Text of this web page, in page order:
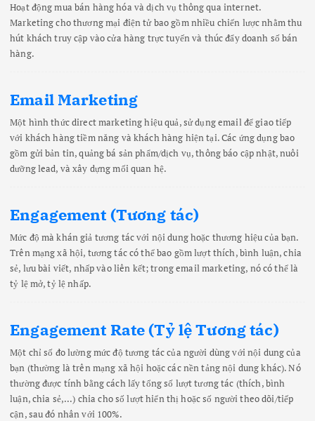
Hoạt động mua bán hàng hóa và dịch vụ thông qua internet.
Marketing cho thương mại điện tử bao gồm nhiều chiến lược nhằm thu
hút khách truy cập vào cửa hàng trực tuyến và thúc đẩy doanh số bán
hàng.
Email Marketing
Một hình thức direct marketing hiệu quả, sử dụng email để giao tiếp
với khách hàng tiềm năng và khách hàng hiện tại. Các ứng dụng bao
gồm gửi bản tin, quảng bá sản phẩm/dịch vụ, thông báo cập nhật, nuôi
dưỡng lead, và xây dựng mối quan hệ.
Engagement (Tương tác)
Mức độ mà khán giả tương tác với nội dung hoặc thương hiệu của bạn.
Trên mạng xã hội, tương tác có thể bao gồm lượt thích, bình luận, chia
sẻ, lưu bài viết, nhấp vào liên kết; trong email marketing, nó có thể là
tỷ lệ mở, tỷ lệ nhấp.
Engagement Rate (Tỷ lệ Tương tác)
Một chỉ số đo lường mức độ tương tác của người dùng với nội dung của
bạn (thường là trên mạng xã hội hoặc các nền tảng nội dung khác). Nó
thường được tính bằng cách lấy tổng số lượt tương tác (thích, bình
luận, chia sẻ,...) chia cho số lượt hiển thị hoặc số người theo dõi/tiếp
cận, sau đó nhân với 100%.